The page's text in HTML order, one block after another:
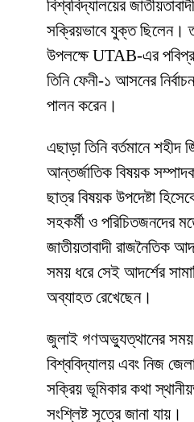
বিশ্ববিদ্যালয়ের
সক্রিয়ভাবে যুক্ত ছিলেন।
উপলক্ষে UTAB-এর
তিনি ফেনী-১ আসনের
পালন করেন।
এছাড়া তিনি বর্তমানে শহীদ
আন্তর্জাতিক বিষয়ক
ছাত্র বিষয়ক উপদেষ্টা
সহকর্মী ও পরিচিতজনদের
জাতীয়তাবাদী রাজনৈতিক
সময় ধরে সেই আদর্শের
অব্যাহত রেখেছেন।
জুলাই গণঅভ্যুত্থানের সময়
বিশ্ববিদ্যালয় এবং নিজ
সক্রিয় ভূমিকার কথা
সংশ্লিষ্ট সূত্রে জানা যায়।